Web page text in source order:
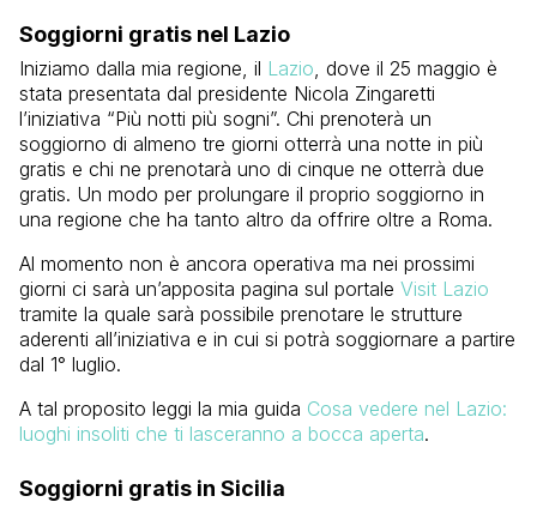
Soggiorni gratis nel Lazio
Iniziamo dalla mia regione, il Lazio , dove il 25 maggio è
stata presentata dal presidente Nicola Zingaretti
l’iniziativa “Più notti più sogni”. Chi prenoterà un
soggiorno di almeno tre giorni otterrà una notte in più
gratis e chi ne prenotarà uno di cinque ne otterrà due
gratis. Un modo per prolungare il proprio soggiorno in
una regione che ha tanto altro da offrire oltre a Roma.
Al momento non è ancora operativa ma nei prossimi
giorni ci sarà un’apposita pagina sul portale Visit Lazio
tramite la quale sarà possibile prenotare le strutture
aderenti all’iniziativa e in cui si potrà soggiornare a partire
dal 1° luglio.
A tal proposito leggi la mia guida Cosa vedere nel Lazio:
luoghi insoliti che ti lasceranno a bocca aperta.
Soggiorni gratis in Sicilia